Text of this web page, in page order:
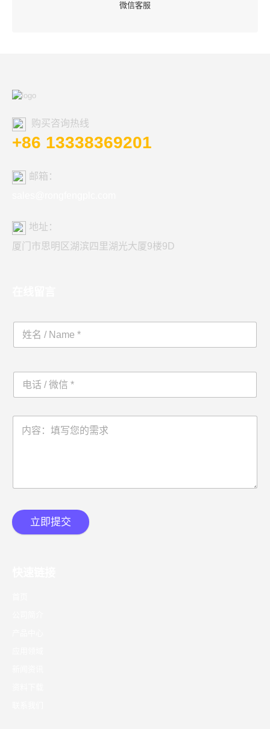
微信客服
购买咨询热线
+86 13338369201
邮箱：
地址：
厦门市思明区湖滨四里湖光大厦9楼9D
立即提交